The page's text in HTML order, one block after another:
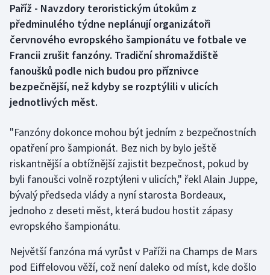
Box
Curling
Dostihy
Futsal
Golf
Gymnastika
Házená
Jezdectví
Paříž - Navzdory teroristickým útokům z
předminulého týdne neplánují organizátoři
červnového evropského šampionátu ve fotbale ve
Francii zrušit fanzóny. Tradiční shromaždiště
fanoušků podle nich budou pro příznivce
bezpečnější, než kdyby se rozptýlili v ulicích
jednotlivých měst.
"Fanzóny dokonce mohou být jedním z bezpečnostních
opatření pro šampionát. Bez nich by bylo ještě
riskantnější a obtížnější zajistit bezpečnost, pokud by
byli fanoušci volně rozptýleni v ulicích," řekl Alain Juppe,
bývalý předseda vlády a nyní starosta Bordeaux,
jednoho z deseti měst, která budou hostit zápasy
evropského šampionátu.
Největší fanzóna má vyrůst v Paříži na Champs de Mars
pod Eiffelovou věží, což není daleko od míst, kde došlo